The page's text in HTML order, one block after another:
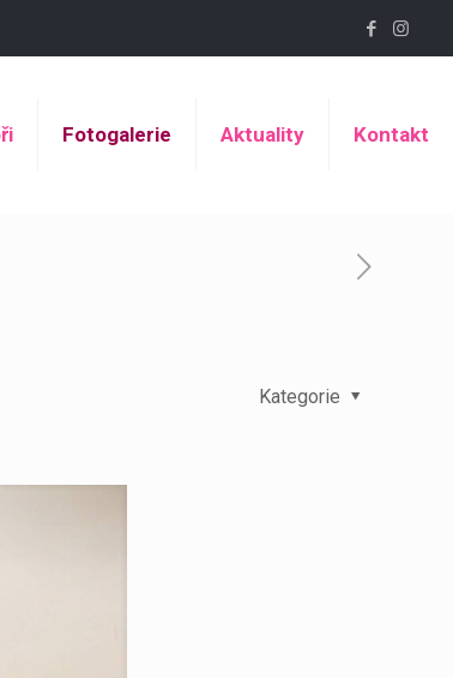
Fotogalerie Aktuality Kontakt
Kategorie